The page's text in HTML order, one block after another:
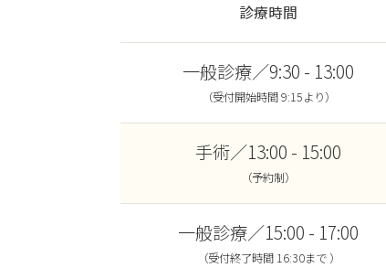
診療時間
一般診療／9:30 - 13:00
（受付開始時間 9:15より）
手術／13:00 - 15:00
（予約制）
一般診療／15:00 - 17:00
（受付終了時間 16:30まで ）